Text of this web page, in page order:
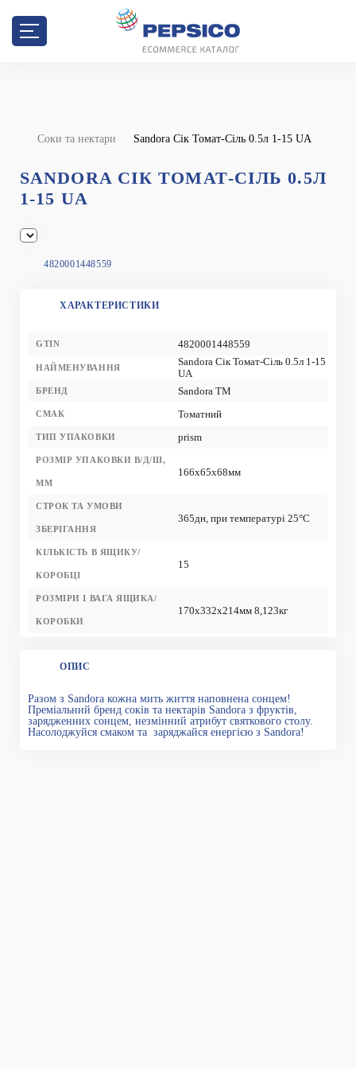
Соки та нектари Sandora Сік Томат-Сіль 0.5л 1-15 UA
SANDORA СІК ТОМАТ-СІЛЬ 0.5Л
1-15 UA
4820001448559
ХАРАКТЕРИСТИКИ
GTIN 4820001448559
НАЙМЕНУВАННЯ
Sandora Сік Томат-Сіль 0.5л 1-15
UA
БРЕНД Sandora TM
СМАК Томатний
ТИП УПАКОВКИ prism
РОЗМІР УПАКОВКИ В/Д/Ш,
ММ
166x65x68мм
СТРОК ТА УМОВИ
ЗБЕРІГАННЯ
365дн, при температурі 25°С
КІЛЬКІСТЬ В ЯЩИКУ/
КОРОБЦІ
15
РОЗМІРИ І ВАГА ЯЩИКА/
КОРОБКИ
170x332x214мм 8,123кг
ОПИС
Разом з Sandora кожна мить життя наповнена сонцем!
Преміальний бренд соків та нектарів Sandora з фруктів,
зарядженних сонцем, незмінний атрибут святкового столу.
Насолоджуйся смаком та заряджайся енергією з Sandora!